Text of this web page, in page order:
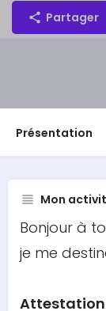
Partager
Présentation
Mon
Bonjour à
je me